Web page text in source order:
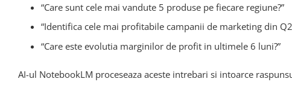
“Care sunt cele mai vandute 5 produse pe fiecare regiune?”
“Identifica cele mai profitabile campanii de marketing din
“Care este evolutia marginilor de profit in ultimele 6 luni?”
AI-ul NotebookLM proceseaza aceste intrebari si intoarce